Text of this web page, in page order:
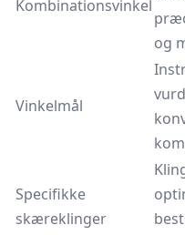
Kombinationsvinkel
og
Vinkelmål
Specifikke
skæreklinger